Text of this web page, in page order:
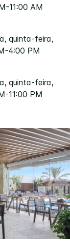
11:00 AM
quinta-feira,
4:00 PM
quinta-feira,
11:00 PM